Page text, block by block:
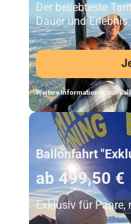
Der beliebteste
Dauer und Erlebnis.
Weitere Informationen zur
Unser Beststeller
Ballonfahrt
ab 499,50 €
Exklusiv für